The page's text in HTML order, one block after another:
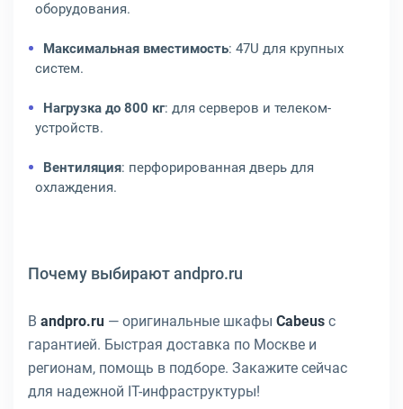
оборудования.
Максимальная вместимость: 47U для крупных
систем.
Нагрузка до 800 кг: для серверов и телеком-
устройств.
Вентиляция: перфорированная дверь для
охлаждения.
Почему выбирают andpro.ru
В andpro.ru — оригинальные шкафы Cabeus с
гарантией. Быстрая доставка по Москве и
регионам, помощь в подборе. Закажите сейчас
для надежной IT-инфраструктуры!